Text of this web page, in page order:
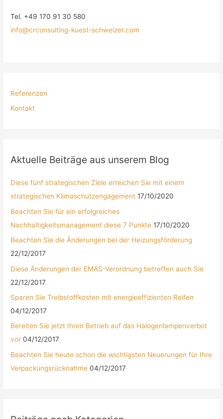
Tel. +49 170 91 30 580
info@crconsulting-kuest-schweizer.com
Referenzen
Kontakt
Aktuelle Beiträge aus unserem Blog
Diese fünf strategischen Ziele erreichen Sie mit einem
strategischen Klimaschutzengagement 17/10/2020
Beachten Sie für ein erfolgreiches
Nachhaltigkeitsmanagement diese 7 Punkte 17/10/2020
Beachten Sie die Änderungen bei der Heizungsförderung
22/12/2017
Diese Änderungen der EMAS-Verordnung betreffen auch Sie
22/12/2017
Sparen Sie Treibstoffkosten mit energieeffizienten Reifen
04/12/2017
Bereiten Sie jetzt Ihren Betrieb auf das Halogenlampenverbot
vor 04/12/2017
Beachten Sie heute schon die wichtigsten Neuerungen für Ihre
Verpackungsrücknahme 04/12/2017